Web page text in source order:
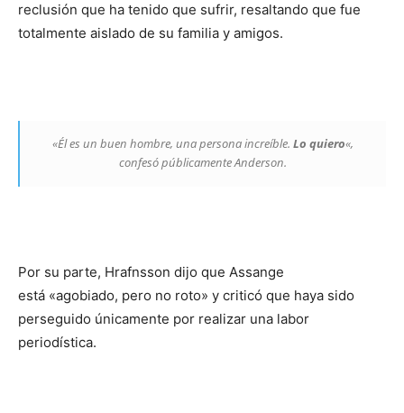
reclusión que ha tenido que sufrir, resaltando que fue
totalmente aislado de su familia y amigos.
«Él es un buen hombre, una persona increíble. Lo quiero«,
confesó públicamente Anderson.
Por su parte, Hrafnsson dijo que Assange
está «agobiado, pero no roto» y criticó que haya sido
perseguido únicamente por realizar una labor
periodística.